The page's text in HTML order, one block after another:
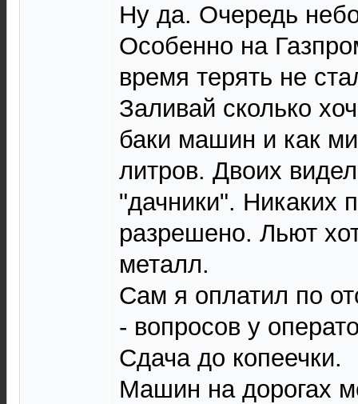
Ну да. Очередь
Особенно на
время терять не
Заливай сколько
баки машин и как
литров. Двоих
"дачники". Никаких
разрешено. Льют
металл.
Сам я оплатил по
- вопросов у
Сдача до копеечки.
Машин на дорогах